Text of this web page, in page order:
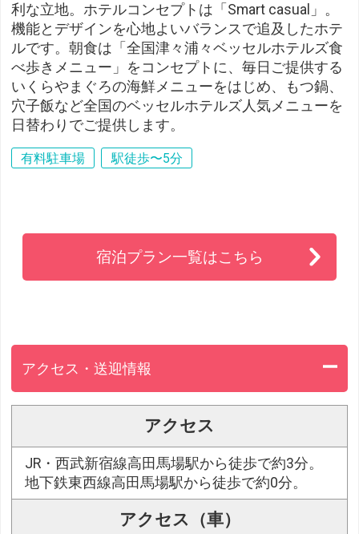
利な立地。ホテルコンセプトは「Smart casual」。
機能とデザインを心地よいバランスで追及したホテ
ルです。朝食は「全国津々浦々ベッセルホテルズ食
べ歩きメニュー」をコンセプトに、毎日ご提供する
いくらやまぐろの海鮮メニューをはじめ、もつ鍋、
穴子飯など全国のベッセルホテルズ人気メニューを
日替わりでご提供します。
有料駐車場 駅徒歩〜5分
宿泊プラン一覧はこちら
アクセス・送迎情報
アクセス
JR・西武新宿線高田馬場駅から徒歩で約3分。
地下鉄東西線高田馬場駅から徒歩で約0分。
アクセス（車）